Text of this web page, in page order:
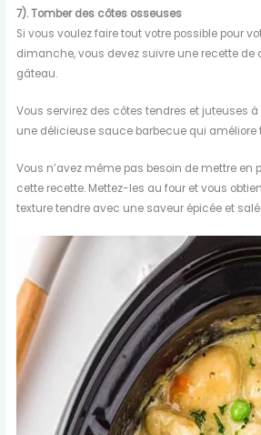
7). Tomber des côtes osseuses
Si vous voulez faire tout votre possible pour
dimanche, vous devez suivre une recette de
gâteau.
Vous servirez des côtes tendres et juteuses
une délicieuse sauce barbecue qui améliore
Vous n’avez même pas besoin de mettre en
cette recette. Mettez-les au four et vous
texture tendre avec une saveur épicée et